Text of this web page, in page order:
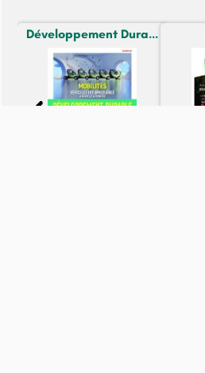
Développement Dura...